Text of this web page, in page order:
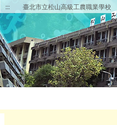
::: 臺北市立松山高級工農職業學校